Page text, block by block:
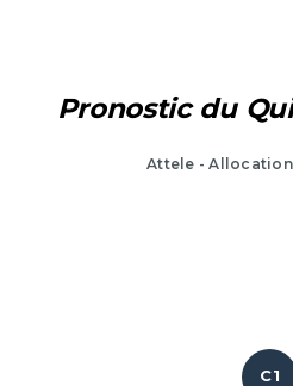
Pronostic du
Attele -
C1